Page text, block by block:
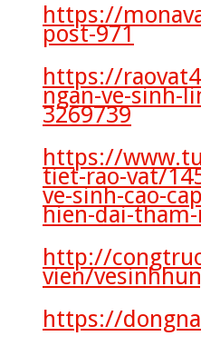
https://
post-971
https://
ngan-ve-sinh-
3269739
https://
tiet-rao-vat/
ve-sinh-cao-
hien-dai-
http://
vien/
https://